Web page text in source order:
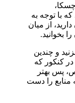
با توجه به
از میان
بخوانید.
و چندین
کنکور که
100 درصد ناقص، پس بهتر
منابع را دست